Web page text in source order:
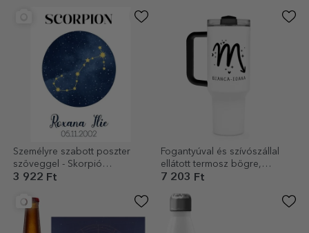
Személyre szabott poszter
szöveggel - Skorpió
csillagkép
3 922 Ft
Fogantyúval és szívószállal
ellátott termosz bögre,
személyre szabott szöveggel
7 203 Ft